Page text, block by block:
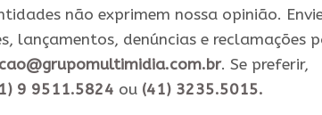
não exprimem nossa opinião.
lançamentos, denúncias e reclamações
. Se preferir,
9 9511.5824 ou (41) 3235.5015.